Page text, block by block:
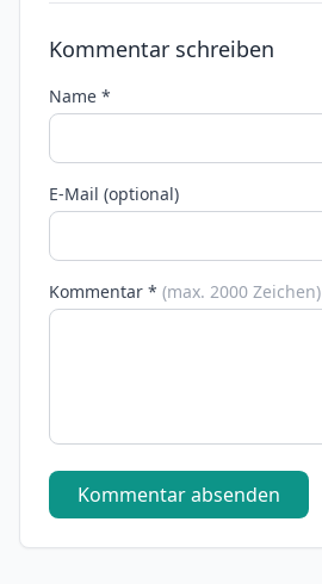
Kommentar schreiben
Name *
E-Mail (optional)
Kommentar * (max. 2000 Zeichen)
Kommentar absenden